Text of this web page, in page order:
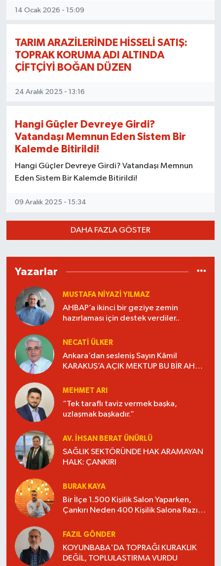
14 Ocak 2026 - 15:09
TARIM ARAZİLERİNDE HİSSELİ SATIŞ:
TOPRAK KORUMA ADI ALTINDA
ÇİFTÇİYİ BOĞAN DÜZEN
24 Aralık 2025 - 13:16
Hangi Güçler Devreye Girdi?
Vatandaşı Memnun Eden Sistem Bir
Kalemde Bitirildi!
Hangi Güçler Devreye Girdi? Vatandaşı Memnun
Eden Sistem Bir Kalemde Bitirildi!
09 Aralık 2025 - 15:34
DAHA FAZLA GÖSTER
Yazarlar
MUSTAFA NIYAZI YILMAZ
AHBAP’a ikinci bir geziye zemin
hazırlaması için destek verdiler..
NECATI ÜLKER
Ankara’dan sesleniş Sayın Kâmil
KARAKUŞ’A AÇIK MEKTUP BU BİR AHDE
GETİRELİM”.
MEHMET ARI
“Tek taraflı taviz vermek başka,
uzlaşmak başkadır.”
AV. İHSAN BERAT ÜNÜRLÜ
SAĞLIK SEKTÖRÜNDE HAK ARAMAYAN
HALK: ÇANKIRI
BURAK KAYA
Bir İlçe 1.500 Kişilik Salon Yaparken,
Çankırı Neden 400 Kişilik Salona Razı
FAZIL GÖNDER
KOYUNBABA'DA TOPRAĞI KURAKLIK
DEĞİL, TOPLULAŞTIRMA VURDU